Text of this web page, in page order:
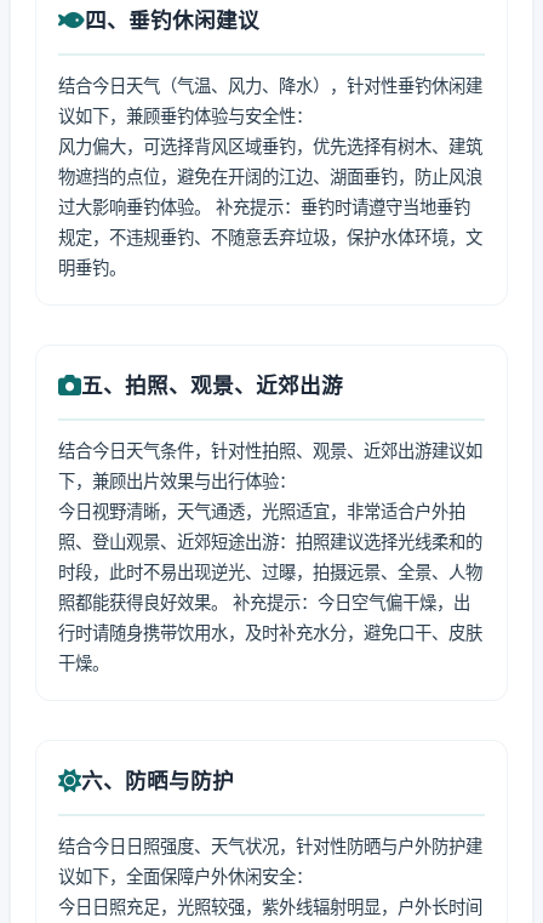
四、垂钓休闲建议
结合今日天气（气温、风力、降水），针对性垂钓休闲建
议如下，兼顾垂钓体验与安全性：
风力偏大，可选择背风区域垂钓，优先选择有树木、建筑
物遮挡的点位，避免在开阔的江边、湖面垂钓，防止风浪
过大影响垂钓体验。 补充提示：垂钓时请遵守当地垂钓
规定，不违规垂钓、不随意丢弃垃圾，保护水体环境，文
明垂钓。
五、拍照、观景、近郊出游
结合今日天气条件，针对性拍照、观景、近郊出游建议如
下，兼顾出片效果与出行体验：
今日视野清晰，天气通透，光照适宜，非常适合户外拍
照、登山观景、近郊短途出游：拍照建议选择光线柔和的
时段，此时不易出现逆光、过曝，拍摄远景、全景、人物
照都能获得良好效果。 补充提示：今日空气偏干燥，出
行时请随身携带饮用水，及时补充水分，避免口干、皮肤
干燥。
六、防晒与防护
结合今日日照强度、天气状况，针对性防晒与户外防护建
议如下，全面保障户外休闲安全：
今日日照充足，光照较强，紫外线辐射明显，户外长时间